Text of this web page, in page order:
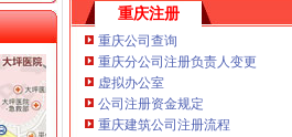
公司
重庆注册
重庆公司查询
重庆分公司注册负责人变更
虚拟办公室
公司注册资金规定
重庆建筑公司注册流程